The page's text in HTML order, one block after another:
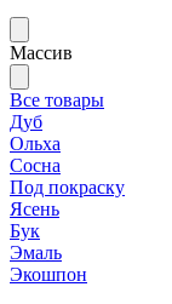
Массив
Все товары
Дуб
Ольха
Сосна
Под покраску
Ясень
Бук
Эмаль
Экошпон